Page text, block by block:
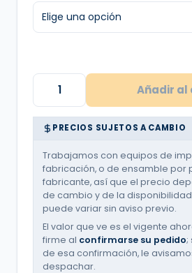
Tablero
Arranque
Estrella
Triangulo
lapicero
Pozo
profundo
Una
bomba
25
Hp
Añadir
PRECIOS SUJETOS A CAMBIO
Trabajamos con equipos de
fabricación, o de ensamble por
fabricante, así que el precio
de cambio y de la
puede variar sin aviso previo.
El valor que ve es el vigente
firme al confirmarse su pedido;
de esa confirmación, le
despachar.